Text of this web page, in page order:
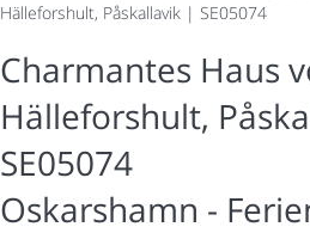
Hälleforshult, Påskallavik | SE05074
Charmantes Haus
Hälleforshult,
SE05074
Oskarshamn -